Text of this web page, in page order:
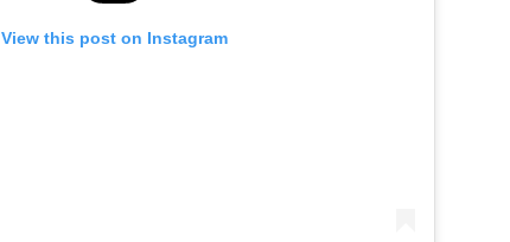
View this post on Instagram